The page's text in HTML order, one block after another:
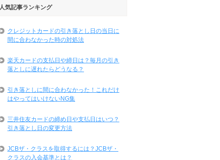
人気記事ランキング
クレジットカードの引き落とし日の当日に
間に合わなかった時の対処法
楽天カードの支払日や締日は？毎月の引き
落としに遅れたらどうなる？
引き落としに間に合わなかった！これだけ
はやってはいけないNG集
三井住友カードの締め日や支払日はいつ？
引き落とし日の変更方法
JCBザ・クラスを取得するには？JCBザ・
クラスの入会基準とは？